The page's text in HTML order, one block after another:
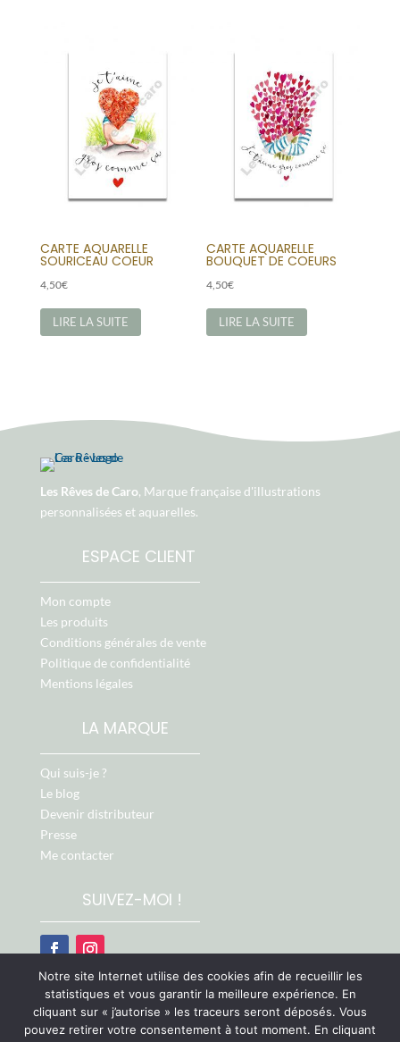
CARTE AQUARELLE
SOURICEAU COEUR
4,50€
LIRE LA SUITE
CARTE AQUARELLE
BOUQUET DE COEURS
4,50€
LIRE LA SUITE
Les Rêves de Caro, Marque française d'illustrations
personnalisées et aquarelles.
ESPACE CLIENT
Mon compte
Les produits
Conditions générales de vente
Politique de confidentialité
Mentions légales
LA MARQUE
Qui suis-je ?
Le blog
Devenir distributeur
Presse
Me contacter
SUIVEZ-MOI !
Retrouvez-moi aussi sur :
Notre site Internet utilise des cookies afin de recueillir les
statistiques et vous garantir la meilleure expérience. En
cliquant sur « j’autorise » les traceurs seront déposés. Vous
pouvez retirer votre consentement à tout moment. En cliquant